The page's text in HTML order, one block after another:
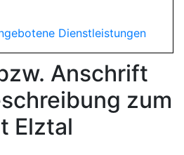
Dienstleistungen
Anschrift
zum
Elztal